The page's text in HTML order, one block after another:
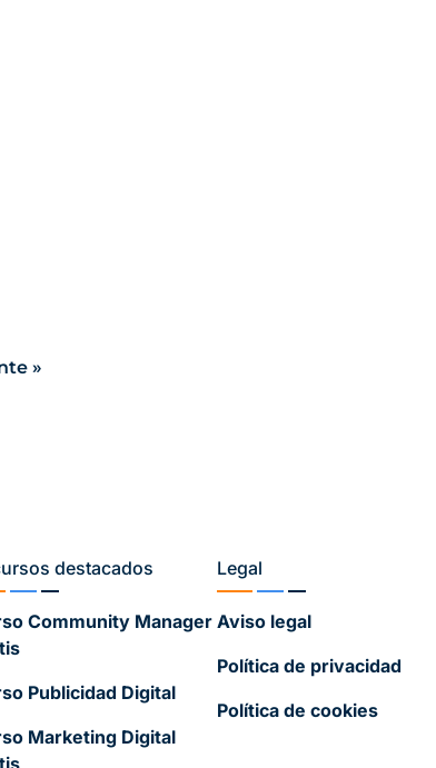
»
destacados
Community Manager
Publicidad Digital
Marketing Digital
Legal
Aviso legal
Política de privacidad
Política de cookies